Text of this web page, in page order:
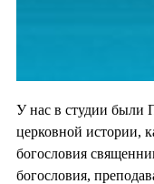
У нас в студии были
церковной истории,
богословия
богословия,